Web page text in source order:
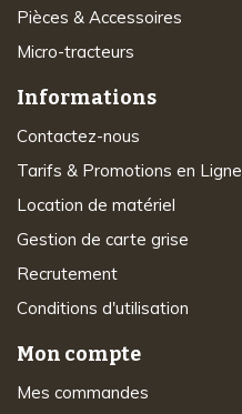
Pièces & Accessoires
Micro-tracteurs
Informations
Contactez-nous
Tarifs & Promotions en Ligne
Location de matériel
Gestion de carte grise
Recrutement
Conditions d'utilisation
Mon compte
Mes commandes